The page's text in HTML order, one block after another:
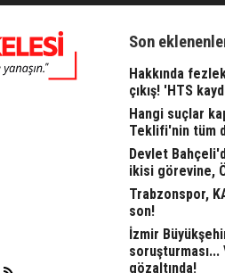
Son
Hakkında
çıkış! 'HTS
Hangi suçlar
Teklifi'nin tüm
Devlet
ikisi görevine,
Trabzonspor,
son!
İzmir
soruşturması...
gözaltında!